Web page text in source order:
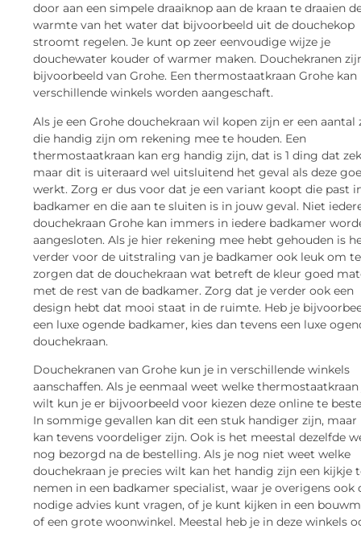
door aan een simpele draaiknop aan de kraan te draaien
warmte van het water dat bijvoorbeeld uit de douchekop
stroomt regelen. Je kunt op zeer eenvoudige wijze je
douchewater kouder of warmer maken. Douchekranen
bijvoorbeeld van Grohe. Een thermostaatkraan Grohe kan
verschillende winkels worden aangeschaft.
Als je een Grohe douchekraan wil kopen zijn er een aantal
die handig zijn om rekening mee te houden. Een
thermostaatkraan kan erg handig zijn, dat is 1 ding dat
maar dit is uiteraard wel uitsluitend het geval als deze
werkt. Zorg er dus voor dat je een variant koopt die past
badkamer en die aan te sluiten is in jouw geval. Niet
douchekraan Grohe kan immers in iedere badkamer
aangesloten. Als je hier rekening mee hebt gehouden is
verder voor de uitstraling van je badkamer ook leuk om te
zorgen dat de douchekraan wat betreft de kleur goed
met de rest van de badkamer. Zorg dat je verder ook een
design hebt dat mooi staat in de ruimte. Heb je
een luxe ogende badkamer, kies dan tevens een luxe
douchekraan.
Douchekranen van Grohe kun je in verschillende winkels
aanschaffen. Als je eenmaal weet welke thermostaatkraan
wilt kun je er bijvoorbeeld voor kiezen deze online te
In sommige gevallen kan dit een stuk handiger zijn, maar
kan tevens voordeliger zijn. Ook is het meestal dezelfde
nog bezorgd na de bestelling. Als je nog niet weet welke
douchekraan je precies wilt kan het handig zijn een kijkje
nemen in een badkamer specialist, waar je overigens ook
nodige advies kunt vragen, of je kunt kijken in een
of een grote woonwinkel. Meestal heb je in deze winkels